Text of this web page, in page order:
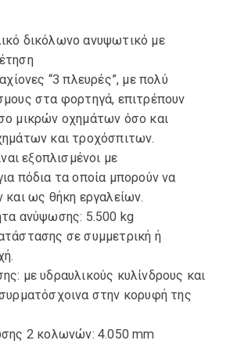
δικόλωνο ανυψωτικό με
“3 πλευρές”, με πολύ
στα φορτηγά, επιτρέπουν
μικρών οχημάτων όσο και
και τροχόσπιτων.
εξοπλισμένοι με
πόδια τα οποία μπορούν να
και ως θήκη εργαλείων.
ανύψωσης: 5.500 kg
σε συμμετρική ή
με υδραυλικούς κυλίνδρους και
στην κορυφή της
2 κολωνών: 4.050 mm